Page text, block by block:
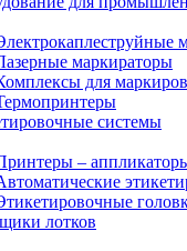
маркираторы
для
системы
–
лотков